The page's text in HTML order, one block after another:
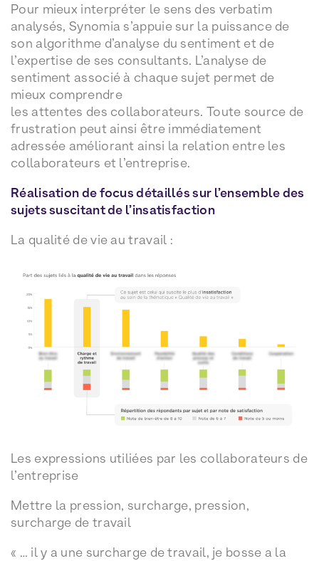
Pour mieux interpréter le sens des verbatim
analysés, Synomia s’appuie sur la puissance de
son algorithme d’analyse du sentiment et de
l’expertise de ses consultants. L’analyse de
sentiment associé à chaque sujet permet de
mieux comprendre
les attentes des collaborateurs. Toute source de
frustration peut ainsi être immédiatement
adressée améliorant ainsi la relation entre les
collaborateurs et l’entreprise.
Réalisation de focus détaillés sur l’ensemble des
sujets suscitant de l’insatisfaction
La qualité de vie au travail :
Les expressions utiliées par les collaborateurs de
l’entreprise
Mettre la pression, surcharge, pression,
surcharge de travail
« … il y a une surcharge de travail, je bosse a la